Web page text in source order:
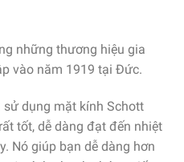
những thương hiệu gia
vào năm 1919 tại Đức.
sử dụng mặt kính Schott
tốt, dễ dàng đạt đến nhiệt
Nó giúp bạn dễ dàng hơn